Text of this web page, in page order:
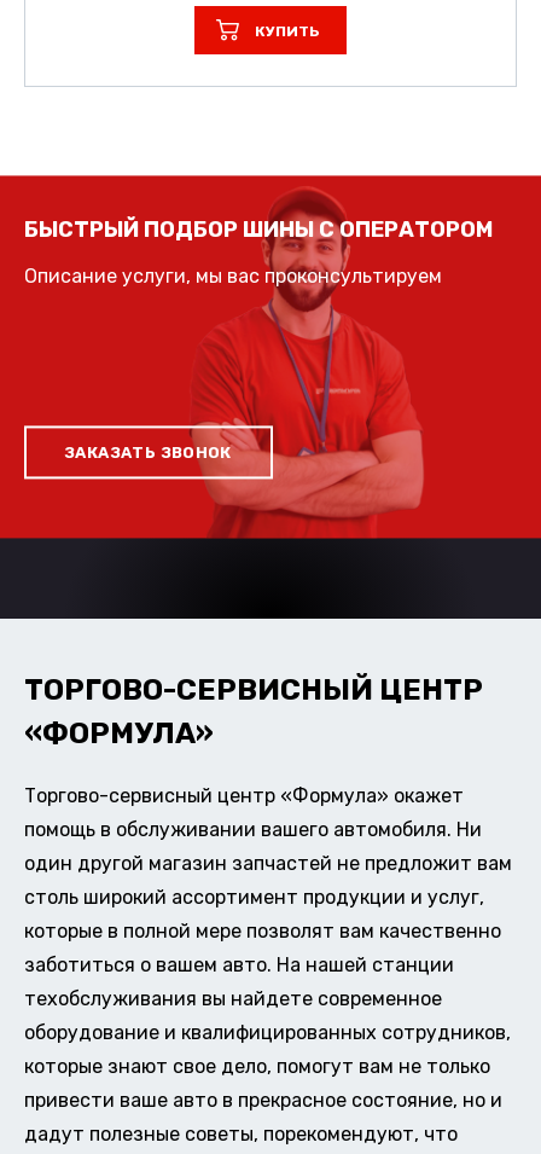
КУПИТЬ
БЫСТРЫЙ ПОДБОР ШИНЫ С ОПЕРАТОРОМ
Описание услуги, мы вас проконсультируем
ЗАКАЗАТЬ ЗВОНОК
ТОРГОВО-СЕРВИСНЫЙ ЦЕНТР
«ФОРМУЛА»
Торгово-сервисный центр «Формула» окажет
помощь в обслуживании вашего автомобиля. Ни
один другой магазин запчастей не предложит вам
столь широкий ассортимент продукции и услуг,
которые в полной мере позволят вам качественно
заботиться о вашем авто. На нашей станции
техобслуживания вы найдете современное
оборудование и квалифицированных сотрудников,
которые знают свое дело, помогут вам не только
привести ваше авто в прекрасное состояние, но и
дадут полезные советы, порекомендуют, что